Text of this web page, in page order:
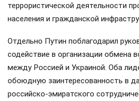
террористической деятельности
населения и гражданской
Отдельно Путин поблагодарил
содействие в организации обмена
между Россией и Украиной. Оба
обоюдную заинтересованность в
российско-эмиратского